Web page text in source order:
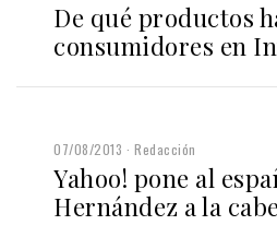
De qué productos
consumidores en
07/08/2013 Redacción
Yahoo! pone al
Hernández a la